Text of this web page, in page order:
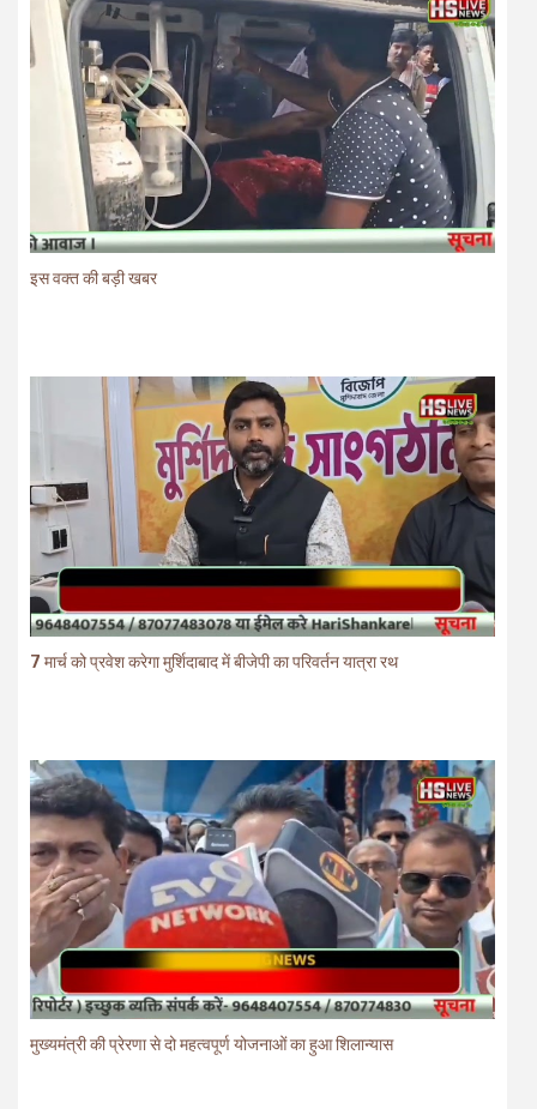
इस वक्त की बड़ी खबर
7 मार्च को प्रवेश करेगा मुर्शिदाबाद में बीजेपी का परिवर्तन यात्रा रथ
मुख्यमंत्री की प्रेरणा से दो महत्वपूर्ण योजनाओं का हुआ शिलान्यास